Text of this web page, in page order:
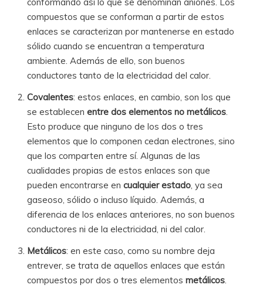
compuestos que se conforman a partir de estos
enlaces se caracterizan por mantenerse en estado
sólido cuando se encuentran a temperatura
ambiente. Además de ello, son buenos
conductores tanto de la electricidad del calor.
Covalentes: estos enlaces, en cambio, son los que
se establecenentre dos elementos no metálicos.
Esto produce que ninguno de los dos o tres
elementos que lo componen cedan electrones, sino
que los comparten entre sí. Algunas de las
cualidades propias de estos enlaces son que
pueden encontrarse encualquier estado, ya sea
gaseoso, sólido o incluso líquido. Además, a
diferencia de los enlaces anteriores, no son buenos
conductores ni de la electricidad, ni del calor.
Metálicos: en este caso, como su nombre deja
entrever, se trata de aquellos enlaces que están
compuestos por dos o tres elementosmetálicos.